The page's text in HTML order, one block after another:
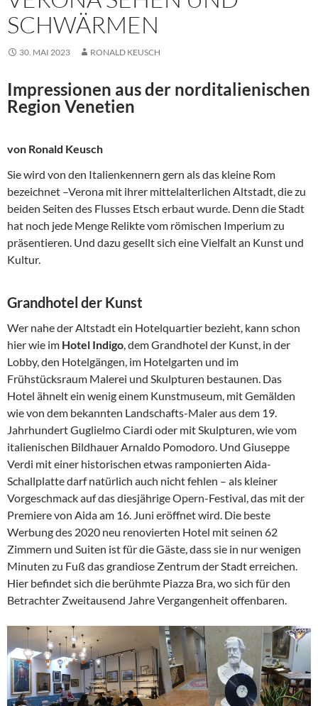
SCHWÄRMEN
30. MAI 2023 RONALD KEUSCH
Impressionen aus der norditalienischen
Region Venetien
von Ronald Keusch
Sie wird von den Italienkennern gern als das kleine Rom
bezeichnet –Verona mit ihrer mittelalterlichen Altstadt, die zu
beiden Seiten des Flusses Etsch erbaut wurde. Denn die Stadt
hat noch jede Menge Relikte vom römischen Imperium zu
präsentieren. Und dazu gesellt sich eine Vielfalt an Kunst und
Kultur.
Grandhotel der Kunst
Wer nahe der Altstadt ein Hotelquartier bezieht, kann schon
hier wie im Hotel Indigo, dem Grandhotel der Kunst, in der
Lobby, den Hotelgängen, im Hotelgarten und im
Frühstücksraum Malerei und Skulpturen bestaunen. Das
Hotel ähnelt ein wenig einem Kunstmuseum, mit Gemälden
wie von dem bekannten Landschafts-Maler aus dem 19.
Jahrhundert Guglielmo Ciardi oder mit Skulpturen, wie vom
italienischen Bildhauer Arnaldo Pomodoro. Und Giuseppe
Verdi mit einer historischen etwas ramponierten Aida-
Schallplatte darf natürlich auch nicht fehlen – als kleiner
Vorgeschmack auf das diesjährige Opern-Festival, das mit der
Premiere von Aida am 16. Juni eröffnet wird. Die beste
Werbung des 2020 neu renovierten Hotel mit seinen 62
Zimmern und Suiten ist für die Gäste, dass sie in nur wenigen
Minuten zu Fuß das grandiose Zentrum der Stadt erreichen.
Hier befindet sich die berühmte Piazza Bra, wo sich für den
Betrachter Zweitausend Jahre Vergangenheit offenbaren.